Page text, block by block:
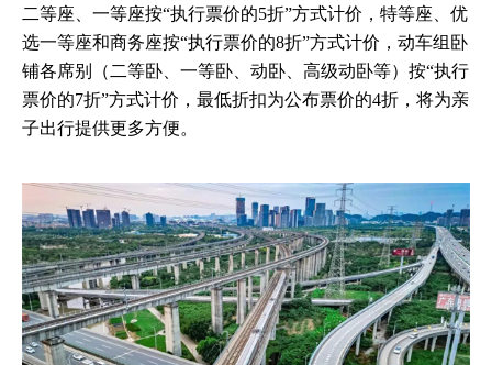
二等座、一等座按“执行票价的5折”方式计价，特等座、优
选一等座和商务座按“执行票价的8折”方式计价，动车组卧
铺各席别（二等卧、一等卧、动卧、高级动卧等）按“执行
票价的7折”方式计价，最低折扣为公布票价的4折，将为亲
子出行提供更多方便。